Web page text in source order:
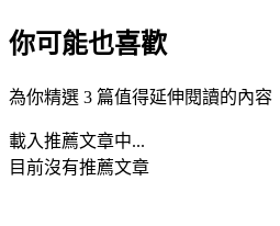
你可能也喜歡
為你精選 3 篇值得延伸閱讀的內容
載入推薦文章中...
目前沒有推薦文章